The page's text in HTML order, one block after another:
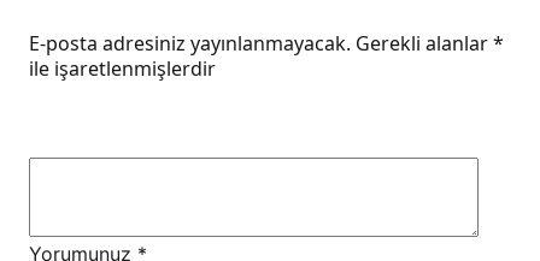
E-posta adresiniz yayınlanmayacak. Gerekli alanlar*
ile işaretlenmişlerdir
Yorumunuz *